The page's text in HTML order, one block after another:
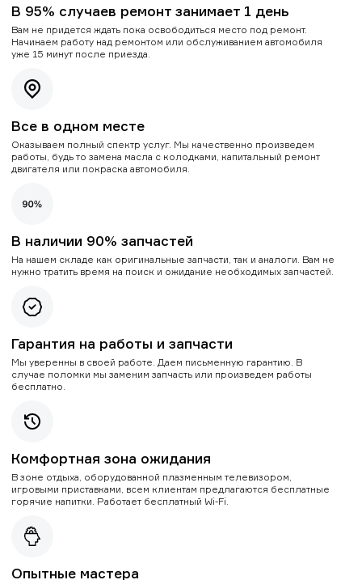
В 95% случаев ремонт занимает 1 день
Вам не придется ждать пока освободиться место под ремонт.
Начинаем работу над ремонтом или обслуживанием автомобиля
уже 15 минут после приезда.
Все в одном месте
Оказываем полный спектр услуг. Мы качественно произведем
работы, будь то замена масла с колодками, капитальный ремонт
двигателя или покраска автомобиля.
В наличии 90% запчастей
На нашем складе как оригинальные запчасти, так и аналоги. Вам не
нужно тратить время на поиск и ожидание необходимых запчастей.
Гарантия на работы и запчасти
Мы уверенны в своей работе. Даем письменную гарантию. В
случае поломки мы заменим запчасть или произведем работы
бесплатно.
Комфортная зона ожидания
В зоне отдыха, оборудованной плазменным телевизором,
игровыми приставками, всем клиентам предлагаются бесплатные
горячие напитки. Работает бесплатный Wi-Fi.
Опытные мастера